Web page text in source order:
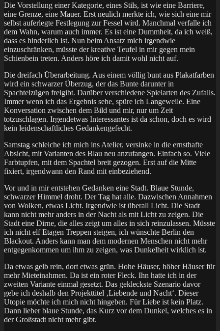
Die Vorstellung einer Kategorie, eines Stils, ist wie eine Barriere,
eine Grenze, eine Mauer. Erst neulich merkte ich, wie sich eine mir
selbst auferlegte Festlegung zur Fessel wird. Manchmal verfalle ich
dem Wahn, warum auch immer. Es ist eine Dummheit, da ich weiß,
dass es hinderlich ist. Nun beim Ansatz mich irgendwie
einzuschränken, müsste der kreative Teufel in mir gegen mein
Schienbein treten. Anders höre ich damit wohl nicht auf.
Die dreifach Überarbeitung. Aus einem völlig bunt aus Plakatfarben
wird ein schwarzer Überzug, der das Bunte darunter in
Spachtelzügen freigibt. Darüber verschiedene Spielarten des Zufalls.
Immer wenn ich das Ergebnis sehe, spüre ich Langeweile. Eine
Konversation zwischen dem Bild und mir, nur um Zeit
totzuschlagen. Irgendetwas Interessantes ist da schon, doch es wird
kein leidenschaftliches Gedankengefecht.
Samstag schleiche ich mich ins Atelier, versinke in die ernsthafte
Absicht, mit Varianten des Blau neu anzufangen. Einfach so. Viele
Farbtupfen, mit dem Spachtel breit gezogen. Erst auf die Mitte
fixiert, irgendwann den Rand mit einbeziehend.
Vor und in mir entstehen Gedanken eine Stadt. Blaue Stunde,
schwarzer Himmel droht. Der Tag hat alle. Dazwischen Annahmen
von Wolken, etwas Licht. Irgendwie ist überall Licht. Die Stadt
kann nicht mehr anders in der Nacht als mit Licht zu zeigen. Die
Stadt eine Dirne, die alles zeigt um alles in sich reinzulassen. Müsste
ich nicht elf Etagen Treppen steigen, ich wünschte Berlin den
Blackout. Anders kann man dem modernen Menschen nicht mehr
entgegenkommen um ihm zu zeigen, was Dunkelheit wirklich ist.
Da etwas gelb rein, dort etwas grün. Hohe Häuser, höher Häuser für
mehr Mieteinahmen. Da ist ein roter Fleck. Ihn hatte ich in der
zweiten Variante einmal gesetzt. Das gekleckste Szenario davor
gebe ich deshalb den Projekttitel ‚Liebende und Nacht‘. Dieser
Utopie möchte ich mich nicht hingeben. Für Liebe ist kein Platz.
Dann lieber blaue Stunde, das Kurz vor dem Dunkel, welches es in
der Großstadt nicht mehr gibt.